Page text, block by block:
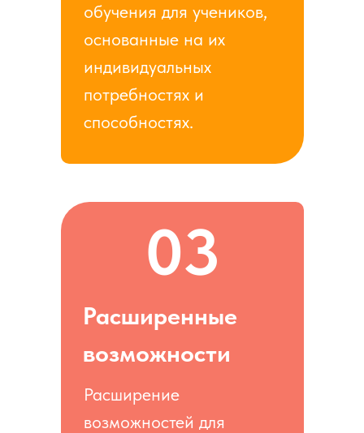
Расширенные
возможности
обучения для учеников,
основанные на их
индивидуальных
потребностях и
способностях.
Расширение
возможностей для
03